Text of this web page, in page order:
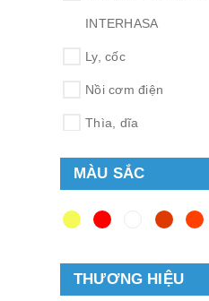
INTERHASA
Ly, cốc
Nồi cơm điện
Thìa, dĩa
Nồi, chảo
Ấm siêu tốc
Máy pha cà phê
Máy làm bánh
MÀU SẮC
THƯƠNG HIỆU